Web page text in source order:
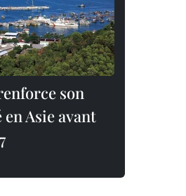
son
Asie avant